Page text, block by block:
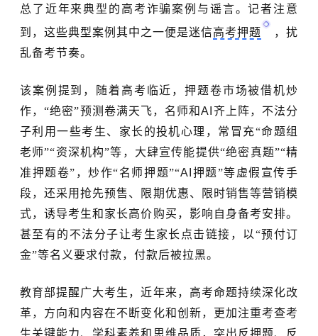
总了近年来典型的高考诈骗案例与谣言。记者注意
到，这些典型案例 其中之一便是迷信高考押题
，扰
乱备考节奏。
该案例提到，随着高考临近，押题卷市场被借机炒
作，“绝密”预测卷满天飞，名师和AI 齐上阵，不法分
子利用一些考生、家长的投机心理，常冒充“命题组
老师”“资深机构”等 ，大肆宣传能提供“绝密真题”“精
准押题卷” ，炒作“名师押题”“AI 押题”等虚假宣传手
段，还采用抢先预售、限期优惠、限时销售等营销模
式，诱导考生和家长高价购买，影响自身备考安排。
甚至有的不法分子让考生家长点击链接，以 “预付订
金”等名义要求付款，付款后被拉黑。
教育部提醒广大考生，近年来，高考命题持续深化改
革，方向和内容在不断变化和创新，更加注重考查考
生关键能力、学科素养和思维品质，突出反押题、反